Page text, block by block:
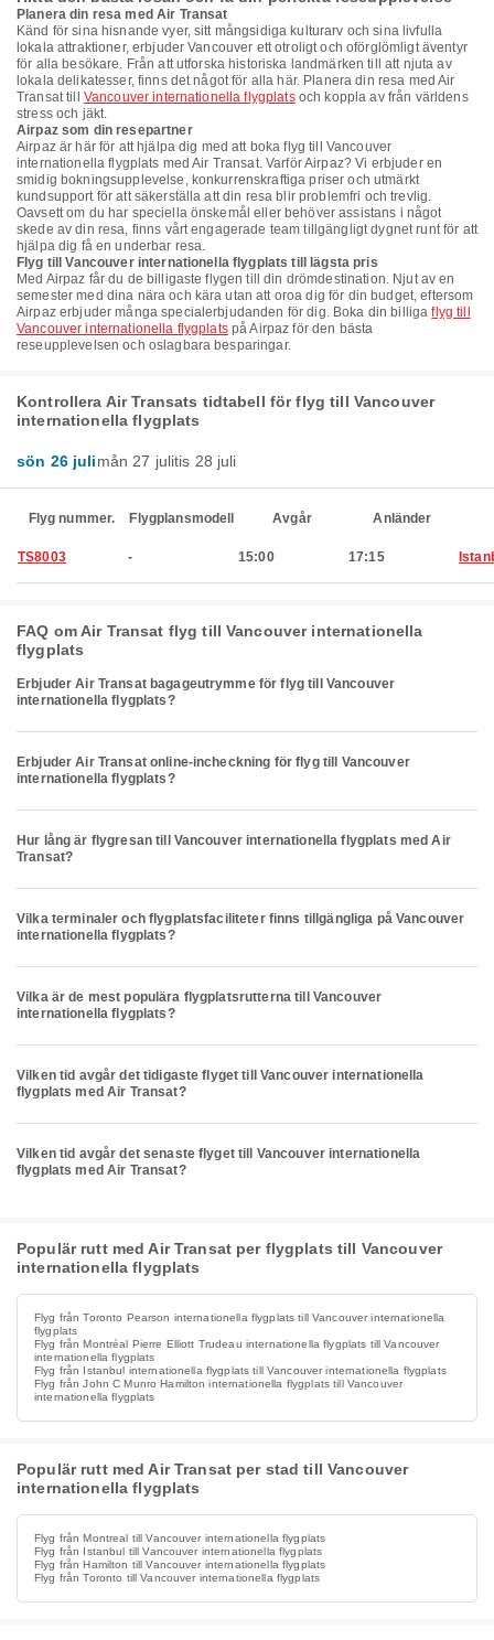
Planera din resa med Air Transat
Känd för sina hisnande vyer, sitt mångsidiga kulturarv och sina livfulla
lokala attraktioner, erbjuder Vancouver ett otroligt och oförglömligt äventyr
för alla besökare. Från att utforska historiska landmärken till att njuta av
lokala delikatesser, finns det något för alla här. Planera din resa med Air
Transat till Vancouver internationella flygplatsoch koppla av från världens
stress och jäkt.
Airpaz som din resepartner
Airpaz är här för att hjälpa dig med att boka flyg till Vancouver
internationella flygplats med Air Transat. Varför Airpaz? Vi erbjuder en
smidig bokningsupplevelse, konkurrenskraftiga priser och utmärkt
kundsupport för att säkerställa att din resa blir problemfri och trevlig.
Oavsett om du har speciella önskemål eller behöver assistans i något
skede av din resa, finns vårt engagerade team tillgängligt dygnet runt för att
hjälpa dig få en underbar resa.
Flyg till Vancouver internationella flygplats till lägsta pris
Med Airpaz får du de billigaste flygen till din drömdestination. Njut av en
semester med dina nära och kära utan att oroa dig för din budget, eftersom
Airpaz erbjuder många specialerbjudanden för dig. Boka din billigaflyg till
Vancouver internationella flygplatspå Airpaz för den bästa
reseupplevelsen och oslagbara besparingar.
Kontrollera Air Transats tidtabell för flyg till Vancouver
internationella flygplats
sön 26 julimån 27 julitis 28 juli
Flyg nummer. Flygplansmodell Avgår Anländer
TS8003 - 15:00 17:15
FAQ om Air Transat flyg till Vancouver internationella
flygplats
Erbjuder Air Transat bagageutrymme för flyg till Vancouver
internationella flygplats?
Erbjuder Air Transat online-incheckning för flyg till Vancouver
internationella flygplats?
Hur lång är flygresan till Vancouver internationella flygplats med Air
Transat?
Vilka terminaler och flygplatsfaciliteter finns tillgängliga på Vancouver
internationella flygplats?
Vilka är de mest populära flygplatsrutterna till Vancouver
internationella flygplats?
Vilken tid avgår det tidigaste flyget till Vancouver internationella
flygplats med Air Transat?
Vilken tid avgår det senaste flyget till Vancouver internationella
flygplats med Air Transat?
Populär rutt med Air Transat per flygplats till Vancouver
internationella flygplats
Flyg från Toronto Pearson internationella flygplats till Vancouver internationella
flygplats
Flyg från Montréal Pierre Elliott Trudeau internationella flygplats till Vancouver
internationella flygplats
Flyg från Istanbul internationella flygplats till Vancouver internationella flygplats
Flyg från John C Munro Hamilton internationella flygplats till Vancouver
internationella flygplats
Populär rutt med Air Transat per stad till Vancouver
internationella flygplats
Flyg från Montreal till Vancouver internationella flygplats
Flyg från Istanbul till Vancouver internationella flygplats
Flyg från Hamilton till Vancouver internationella flygplats
Flyg från Toronto till Vancouver internationella flygplats